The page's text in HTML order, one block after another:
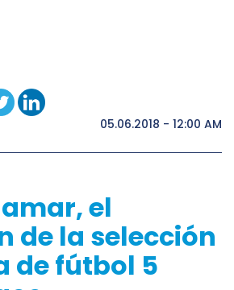
05.06.2018 - 12:00 AM
el
de la selección
de fútbol 5